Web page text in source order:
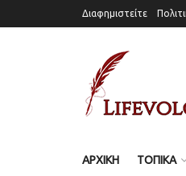
Διαφημιστείτε
ΑΡΧΙΚΗ ΤΟΠΙΚΑ